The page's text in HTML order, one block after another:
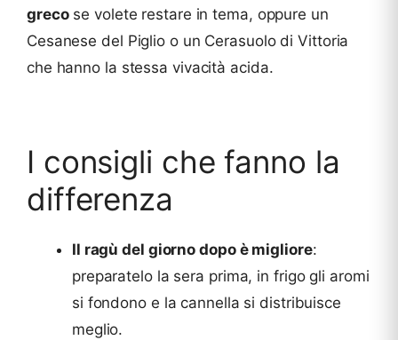
grecose volete restare in tema, oppure un
Cesanese del Piglio o un Cerasuolo di Vittoria
che hanno la stessa vivacità acida.
I consigli che fanno la
differenza
Il ragù del giorno dopo è migliore:
preparatelo la sera prima, in frigo gli aromi
si fondono e la cannella si distribuisce
meglio.